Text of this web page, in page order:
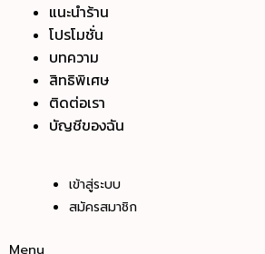
แนะนำร้าน
โปรโมชั่น
บทความ
สิทธิพิเศษ
ติดต่อเรา
บัญชีของฉัน
เข้าสู่ระบบ
สมัครสมาชิก
Menu